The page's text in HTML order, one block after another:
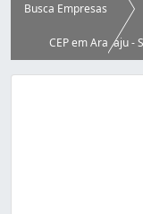
Busca Empresas
CEP em Aracaju -